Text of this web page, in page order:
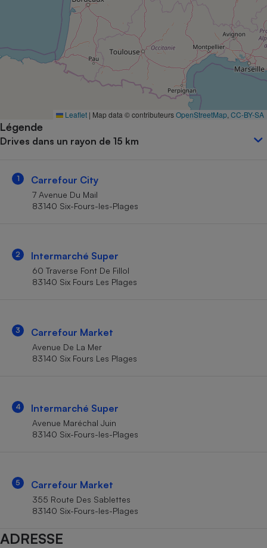
Leaflet | Map data © contributeursOpenStreetMap CC-BY-SA
Légende
Drives dans un rayon de 15 km
1 Carrefour City
7 Avenue Du Mail
83140 Six-Fours-les-Plages
2 Intermarché Super
60 Traverse Font De Fillol
83140 Six Fours Les Plages
3 Carrefour Market
Avenue De La Mer
83140 Six Fours Les Plages
4 Intermarché Super
Avenue Maréchal Juin
83140 Six-Fours-les-Plages
5 Carrefour Market
355 Route Des Sablettes
83140 Six-Fours-les-Plages
ADRESSE
Complément
alimentaire
Assurance emprunteur
Banque
Petit électroménager -
Matelas
Mutuelle